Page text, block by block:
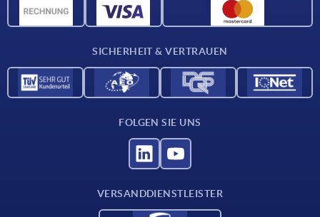
CAD-Daten
SICHERHEIT & VERTRAUEN
FOLGEN SIE UNS
VERSANDDIENSTLEISTER